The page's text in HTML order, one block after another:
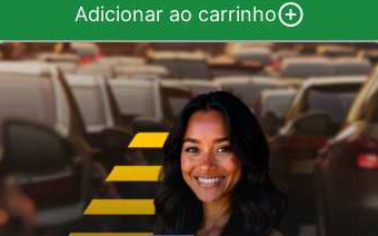
Adicionar ao carrinho